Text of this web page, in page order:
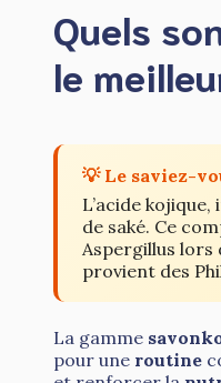
Quels
le
💡 Le saviez-
L’acide
de saké. Ce
Aspergillus lors
provient des
La gamme
pour une routine